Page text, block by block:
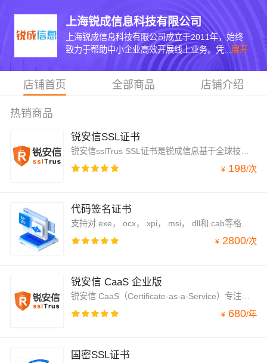
上海锐成信息科技有限公司
上海锐成信息科技有限公司成立于2011年，始终
致力于帮助中小企业高效开展线上业务。凭... 展开
店铺首页 全部商品 店铺介绍
热销商品
锐安信SSL证书
锐安信sslTrus SSL证书是锐成信息基于全球技术前沿的CA基础服务而自研的高性价比国产SSL证书。在提供HTTPS安全加密及身份认证的同时，针对国内市场需求提供快速稳定的本地化OCSP验签服务。
¥ 198/次
代码签名证书
支持对.exe，.ocx，.xpi，.msi，.dll和.cab等格式文件数字签名，标识开发者身份，确保代码完整性，保护软件应用程序安全。
¥ 2800/次
锐安信 CaaS 企业版
锐安信 CaaS（Certificate-as-a-Service）专注于SSL证书的自动化运维管理，为持有1-5张证书的用户提供轻量化解决方案。该服务支持在订阅期内自动完成证书的申请，部署，续期，并通过监控扫描和预警服务，确保证书使用的安全性与稳定性。用户可根据服务器环境，灵活选择云端推送或安装Agent(clmBot)的方式,实现证书全生命周期自动化管理，彻底避免证书过期导致的服务中断风险。
¥ 680/年
国密SSL证书